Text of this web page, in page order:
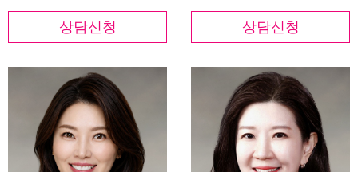
상담신청 상담신청